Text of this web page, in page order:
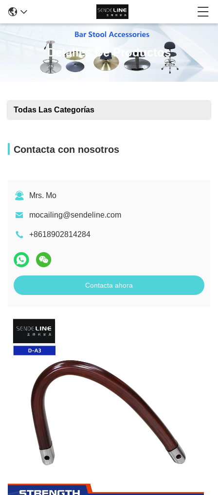
Detalles De Productos
Todas Las Categorías
Contacta con nosotros
Mrs. Mo
mocailing@sendeline.com
+8618902814284
Contacta ahora